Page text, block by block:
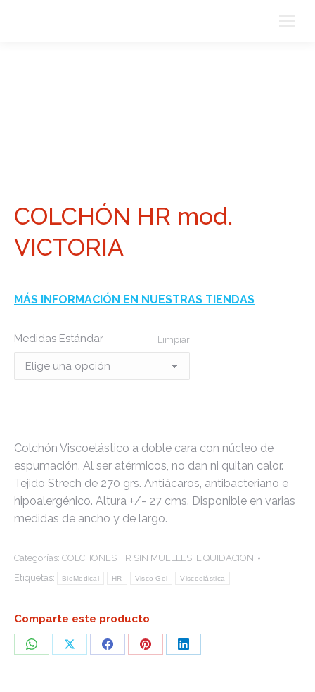
COLCHÓN HR mod.
VICTORIA
MÁS INFORMACIÓN EN NUESTRAS TIENDAS
Medidas Estándar Limpiar
Colchón Viscoelástico a doble cara con núcleo de
espumación. Al ser atérmicos, no dan ni quitan calor.
Tejido Strech de 270 grs. Antiácaros, antibacteriano e
hipoalergénico. Altura +/- 27 cms. Disponible en varias
medidas de ancho y de largo.
Categorías: COLCHONES HR SIN MUELLES, LIQUIDACION
Etiquetas:
BioMedical HR Visco Gel Viscoelástica
Comparte este producto
Share
Share
Share
Share
Share